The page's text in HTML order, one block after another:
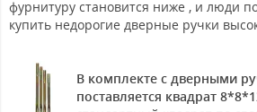
фурнитуру становится ниже , и люди
купить недорогие дверные ручки
В комплекте с дверными
поставляется квадрат